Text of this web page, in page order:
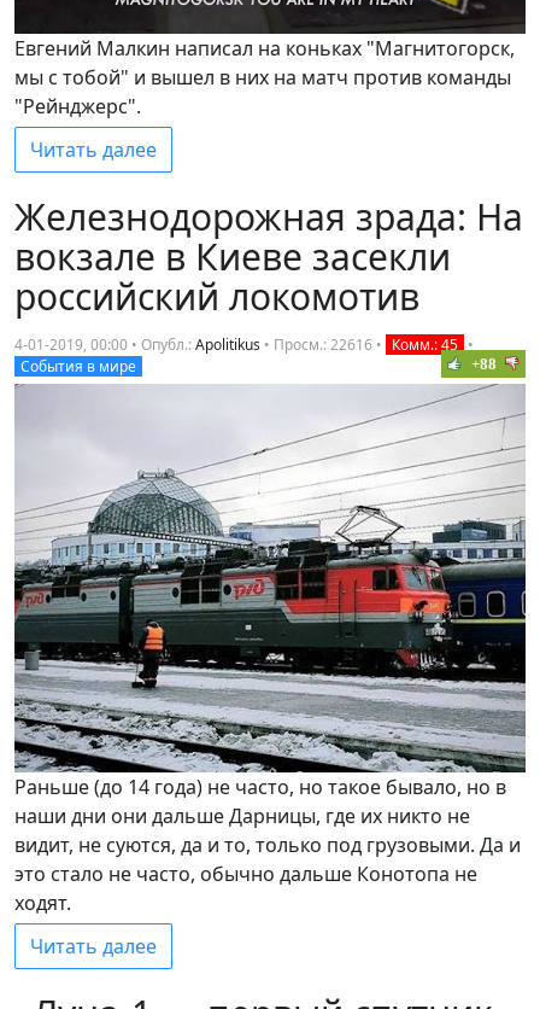
Евгений Малкин написал на коньках "Магнитогорск,
мы с тобой" и вышел в них на матч против команды
"Рейнджерс".
Читать далее
Железнодорожная зрада: На
вокзале в Киеве засекли
российский локомотив
4-01-2019, 00:00 • Опубл.:Apolitikus • Просм.: 22616 • Комм.: 45 •
События в мире
+88
Раньше (до 14 года) не часто, но такое бывало, но в
наши дни они дальше Дарницы, где их никто не
видит, не суются, да и то, только под грузовыми. Да и
это стало не часто, обычно дальше Конотопа не
ходят.
Читать далее